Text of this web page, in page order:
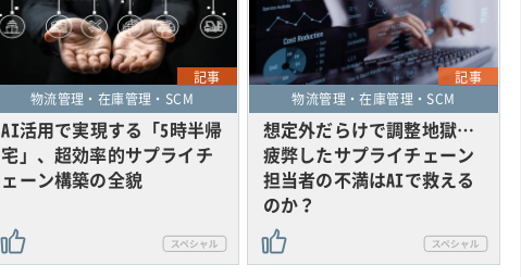
記事
物流管理・在庫管理・SCM
AI活用で実現する「5時半帰
宅」、超効率的サプライチ
ェーン構築の全貌
記事
物流管理・在庫管理・SCM
想定外だらけで調整地獄…
疲弊したサプライチェーン
担当者の不満はAIで救える
のか？